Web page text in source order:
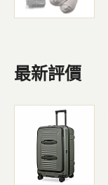
最新評價